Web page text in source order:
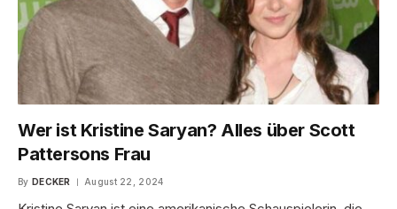
Wer ist Kristine Saryan? Alles über Scott
Pattersons Frau
By DECKER August 22, 2024